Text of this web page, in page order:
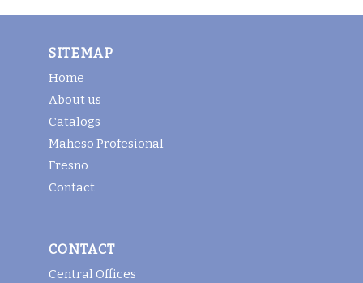
SITEMAP
Home
About us
Catalogs
Maheso Profesional
Fresno
Contact
CONTACT
Central Offices